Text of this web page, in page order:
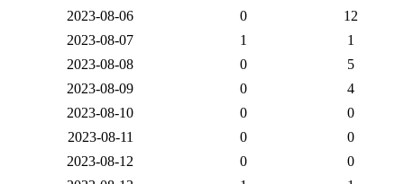
2023-08-06
0
12
2023-08-07
1
1
2023-08-08
0
5
2023-08-09
0
4
2023-08-10
0
0
2023-08-11
0
0
2023-08-12
0
0